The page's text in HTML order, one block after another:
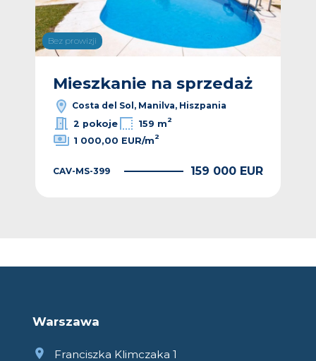
Bez prowizji
Mieszkanie na sprzedaż
Costa del Sol, Manilva, Hiszpania
2 pokoje
159 m2
1 000,00 EUR/m2
CAV-MS-399 159 000 EUR
Warszawa
Franciszka Klimczaka 1